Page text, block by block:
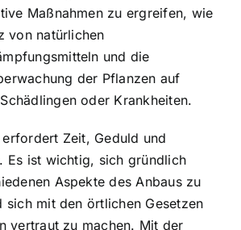
Maßnahmen zu ergreifen, wie
von natürlichen
und die
der Pflanzen auf
oder Krankheiten.
Zeit, Geduld und
Es ist wichtig, sich gründlich
Aspekte des Anbaus zu
sich mit den örtlichen Gesetzen
vertraut zu machen. Mit der